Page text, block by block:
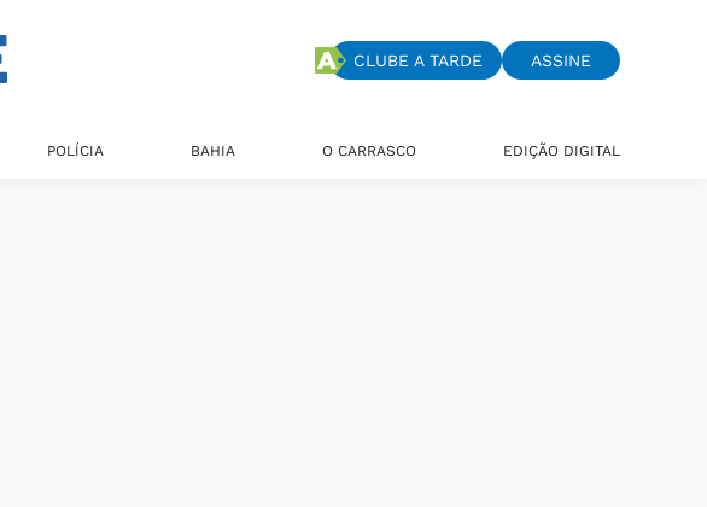
CLUBE A TARDE ASSINE
POLÍCIA BAHIA O CARRASCO EDIÇÃO DIGITAL